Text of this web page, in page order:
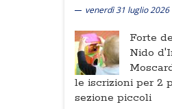
venerdì 31 luglio 2026
Forte
Nido
le iscrizioni per 2
sezione piccoli